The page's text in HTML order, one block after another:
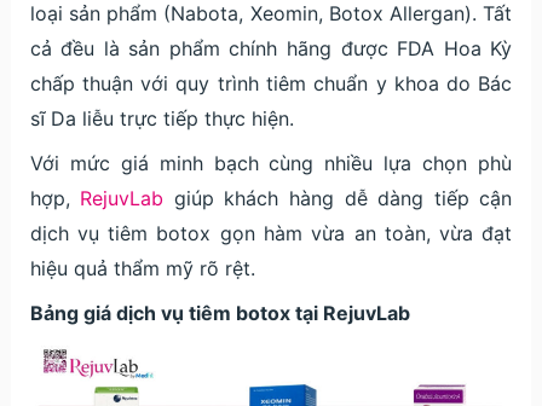
loại sản phẩm (Nabota, Xeomin, Botox Allergan). Tất
cả đều là sản phẩm chính hãng được FDA Hoa Kỳ
chấp thuận với quy trình tiêm chuẩn y khoa do Bác
sĩ Da liễu trực tiếp thực hiện.
Với mức giá minh bạch cùng nhiều lựa chọn phù
hợp, RejuvLab giúp khách hàng dễ dàng tiếp cận
dịch vụ tiêm botox gọn hàm vừa an toàn, vừa đạt
hiệu quả thẩm mỹ rõ rệt.
Bảng giá dịch vụ tiêm botox tại RejuvLab